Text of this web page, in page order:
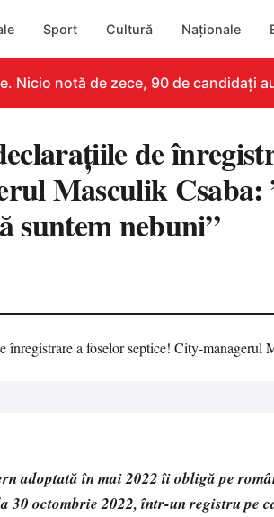
Sport Cultură Naționale
notă de zece, 90 de candidați au
de
Masculik Csaba:
suntem nebuni”
adoptată în mai 2022 îi obligă pe
30 octombrie 2022, într-un registru pe